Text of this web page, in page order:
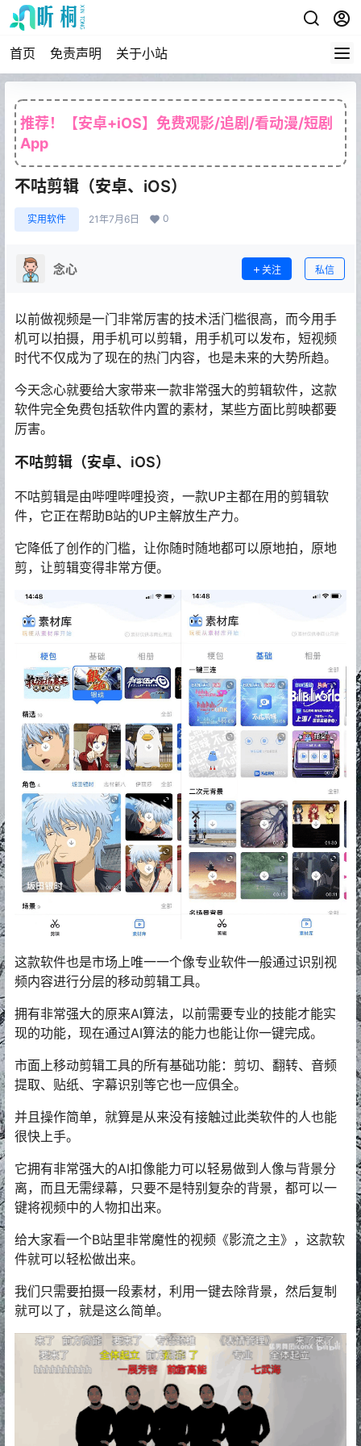
首页 免责声明 关于小站
推荐！【安卓+iOS】免费观影/追剧/看动漫/短剧
App
不咕剪辑（安卓、iOS）
实用软件 21年7月6日 0
念心 关注 私信
以前做视频是一门非常厉害的技术活门槛很高，而今用手
机可以拍摄，用手机可以剪辑，用手机可以发布，短视频
时代不仅成为了现在的热门内容，也是未来的大势所趋。
今天念心就要给大家带来一款非常强大的剪辑软件，这款
软件完全免费包括软件内置的素材，某些方面比剪映都要
厉害。
不咕剪辑（安卓、iOS）
不咕剪辑是由哔哩哔哩投资，一款UP主都在用的剪辑软
件，它正在帮助B站的UP主解放生产力。
它降低了创作的门槛，让你随时随地都可以原地拍，原地
剪，让剪辑变得非常方便。
这款软件也是市场上唯一一个像专业软件一般通过识别视
频内容进行分层的移动剪辑工具。
拥有非常强大的原来AI算法，以前需要专业的技能才能实
现的功能，现在通过AI算法的能力也能让你一键完成。
市面上移动剪辑工具的所有基础功能：剪切、翻转、音频
提取、贴纸、字幕识别等它也一应俱全。
并且操作简单，就算是从来没有接触过此类软件的人也能
很快上手。
它拥有非常强大的AI扣像能力可以轻易做到人像与背景分
离，而且无需绿幕，只要不是特别复杂的背景，都可以一
键将视频中的人物扣出来。
给大家看一个B站里非常魔性的视频《影流之主》，这款软
件就可以轻松做出来。
我们只需要拍摄一段素材，利用一键去除背景，然后复制
就可以了，就是这么简单。